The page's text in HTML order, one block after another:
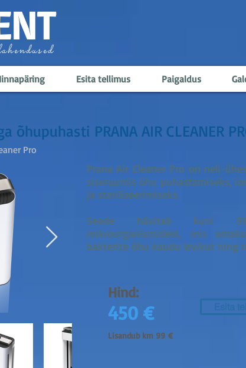
Esita tellimus Paigaldus
õhupuhasti PRANA AIR CLEANER
Pro
Prana Air Cleaner Pro on neli-
siseruumis õhu puhastamiseks,
ja steriliseerimiseks.
Seade hävitab kuni
mikroorganismidest, mis
bakterite õhu kaudu levikut ning
Hind:
450 €
Lisandub km 99 €